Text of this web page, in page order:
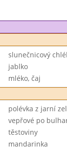
slunečnicový
jablko
mléko, čaj
polévka z jarní
vepřové po
těstoviny
mandarinka